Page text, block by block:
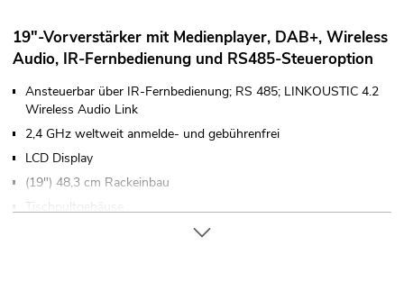
19"-Vorverstärker mit Medienplayer, DAB+, Wireless
Audio, IR-Fernbedienung und RS485-Steueroption
Ansteuerbar über IR-Fernbedienung; RS 485; LINKOUSTIC 4.2
Wireless Audio Link
2,4 GHz weltweit anmelde- und gebührenfrei
LCD Display
(19") 48,3 cm Rackeinbau
Tischpultgehäuse
Für Anwendungsgebiete wie zum Beispiel: Installation;